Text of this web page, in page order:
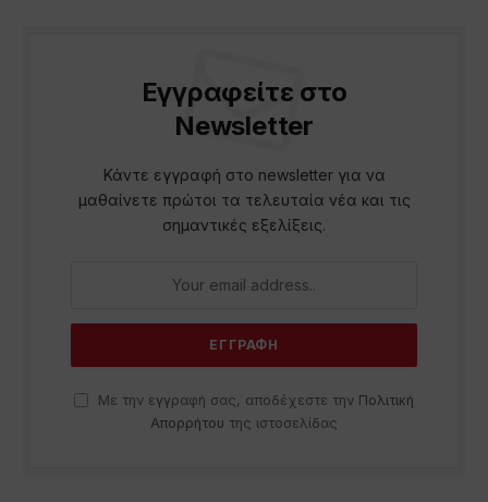
Εγγραφείτε στο
Newsletter
Κάντε εγγραφή στο newsletter για να
μαθαίνετε πρώτοι τα τελευταία νέα και τις
σημαντικές εξελίξεις.
Με την εγγραφή σας, αποδέχεστε την Πολιτική
Απορρήτου της ιστοσελίδας